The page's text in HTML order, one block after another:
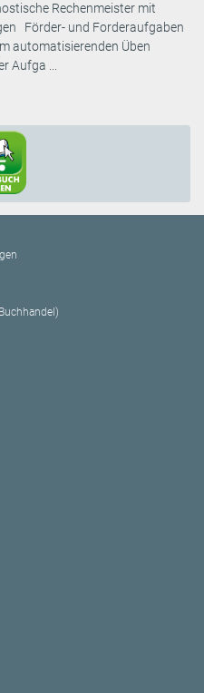
Rechenmeister mit
Förder- und Forderaufgaben
automatisierenden Üben
Aufga ...